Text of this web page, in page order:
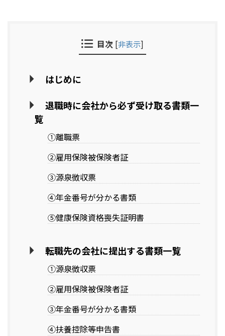
目次 [非表示]
はじめに
退職時に会社から必ず受け取る書類一
覧
①離職票
②雇用保険被保険者証
③源泉徴収票
④年金番号が分かる書類
⑤健康保険資格喪失証明書
転職先の会社に提出する書類一覧
①源泉徴収票
②雇用保険被保険者証
③年金番号が分かる書類
④扶養控除等申告書